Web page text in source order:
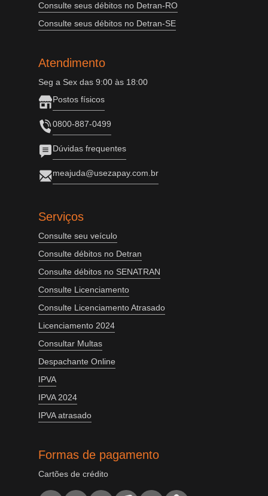
Consulte seus débitos no Detran-RO
Consulte seus débitos no Detran-SE
Atendimento
Seg a Sex das 9:00 às 18:00
Postos físicos
0800-887-0499
Dúvidas frequentes
meajuda@usezapay.com.br
Serviços
Consulte seu veículo
Consulte débitos no Detran
Consulte débitos no SENATRAN
Consulte Licenciamento
Consulte Licenciamento Atrasado
Licenciamento 2024
Consultar Multas
Despachante Online
IPVA
IPVA 2024
IPVA atrasado
Formas de pagamento
Cartões de crédito